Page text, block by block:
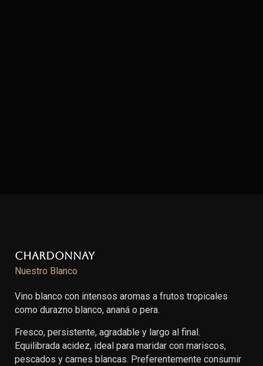
Chardonnay
Nuestro Blanco
Vino blanco con intensos aromas a frutos tropicales
como durazno blanco, ananá o pera.
Fresco, persistente, agradable y largo al final.
Equilibrada acidez, ideal para maridar con mariscos,
pescados y carnes blancas. Preferentemente consumir